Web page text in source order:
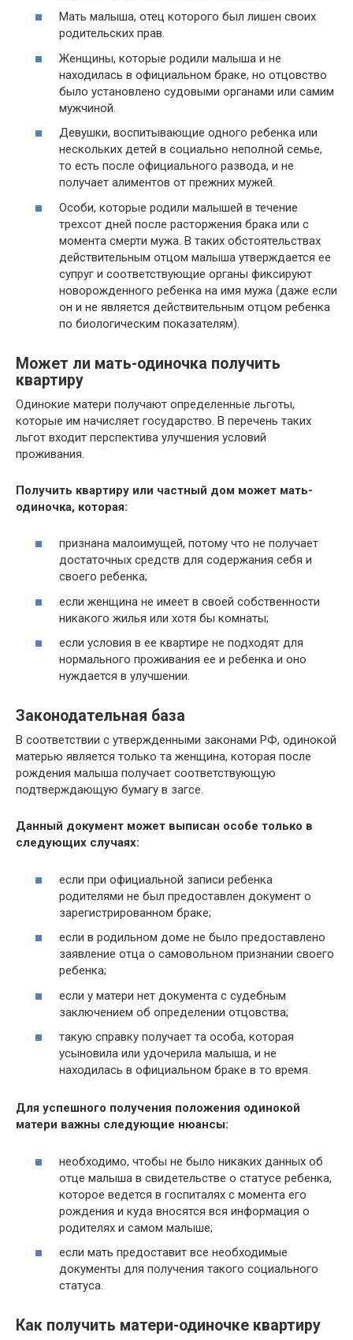
Мать малыша, отец которого был лишен своих
родительских прав.
Женщины, которые родили малыша и не
находилась в официальном браке, но отцовство
было установлено судовыми органами или самим
мужчиной.
Девушки, воспитывающие одного ребенка или
нескольких детей в социально неполной семье,
то есть после официального развода, и не
получает алиментов от прежних мужей.
Особи, которые родили малышей в течение
трехсот дней после расторжения брака или с
момента смерти мужа. В таких обстоятельствах
действительным отцом малыша утверждается ее
супруг и соответствующие органы фиксируют
новорожденного ребенка на имя мужа (даже если
он и не является действительным отцом ребенка
по биологическим показателям).
Может ли мать-одиночка получить
квартиру
Одинокие матери получают определенные льготы,
которые им начисляет государство. В перечень таких
льгот входит перспектива улучшения условий
проживания.
Получить квартиру или частный дом может мать-
одиночка, которая:
признана малоимущей, потому что не получает
достаточных средств для содержания себя и
своего ребенка;
если женщина не имеет в своей собственности
никакого жилья или хотя бы комнаты;
если условия в ее квартире не подходят для
нормального проживания ее и ребенка и оно
нуждается в улучшении.
Законодательная база
В соответствии с утвержденными законами РФ, одинокой
матерью является только та женщина, которая после
рождения малыша получает соответствующую
подтверждающую бумагу в загсе.
Данный документ может выписан особе только в
следующих случаях:
если при официальной записи ребенка
родителями не был предоставлен документ о
зарегистрированном браке;
если в родильном доме не было предоставлено
заявление отца о самовольном признании своего
ребенка;
если у матери нет документа с судебным
заключением об определении отцовства;
такую справку получает та особа, которая
усыновила или удочерила малыша, и не
находилась в официальном браке в то время.
Для успешного получения положения одинокой
матери важны следующие нюансы:
необходимо, чтобы не было никаких данных об
отце малыша в свидетельстве о статусе ребенка,
которое ведется в госпиталях с момента его
рождения и куда вносятся вся информация о
родителях и самом малыше;
если мать предоставит все необходимые
документы для получения такого социального
статуса.
Как получить матери-одиночке квартиру